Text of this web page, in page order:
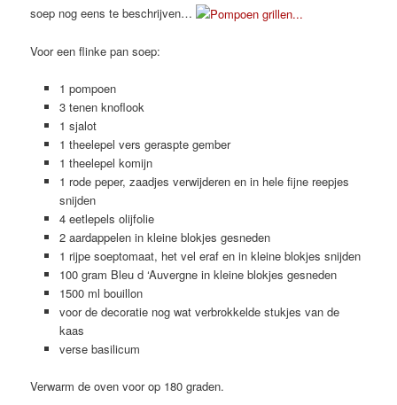
soep nog eens te beschrijven…
Voor een flinke pan soep:
1 pompoen
3 tenen knoflook
1 sjalot
1 theelepel vers geraspte gember
1 theelepel komijn
1 rode peper, zaadjes verwijderen en in hele fijne reepjes
snijden
4 eetlepels olijfolie
2 aardappelen in kleine blokjes gesneden
1 rijpe soeptomaat, het vel eraf en in kleine blokjes snijden
100 gram Bleu d ‘Auvergne in kleine blokjes gesneden
1500 ml bouillon
voor de decoratie nog wat verbrokkelde stukjes van de
kaas
verse basilicum
Verwarm de oven voor op 180 graden.